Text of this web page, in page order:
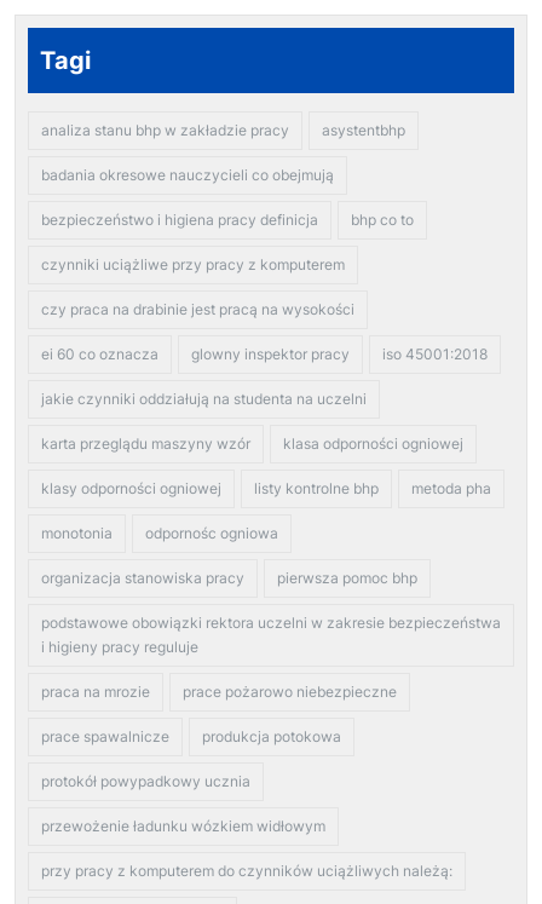
Tagi
analiza stanu bhp w zakładzie pracy asystentbhp
badania okresowe nauczycieli co obejmują
bezpieczeństwo i higiena pracy definicja bhp co to
czynniki uciążliwe przy pracy z komputerem
czy praca na drabinie jest pracą na wysokości
ei 60 co oznacza glowny inspektor pracy iso 45001:2018
jakie czynniki oddziałują na studenta na uczelni
karta przeglądu maszyny wzór klasa odporności ogniowej
klasy odporności ogniowej listy kontrolne bhp metoda pha
monotonia odpornośc ogniowa
organizacja stanowiska pracy pierwsza pomoc bhp
podstawowe obowiązki rektora uczelni w zakresie bezpieczeństwa
i higieny pracy reguluje
praca na mrozie prace pożarowo niebezpieczne
prace spawalnicze produkcja potokowa
protokół powypadkowy ucznia
przewożenie ładunku wózkiem widłowym
przy pracy z komputerem do czynników uciążliwych należą: